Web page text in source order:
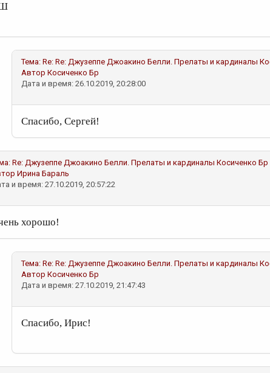
Тема: Re: Re: Джузеппе Джоакино Белли. Прелаты и кардиналы
Автор Косиченко Бр
Дата и время: 26.10.2019, 20:28:00
Спасибо, Сергей!
Re: Джузеппе Джоакино Белли. Прелаты и кардиналы Косиченко Бр
Ирина Бараль
и время: 27.10.2019, 20:57:22
хорошо!
Тема: Re: Re: Джузеппе Джоакино Белли. Прелаты и кардиналы
Автор Косиченко Бр
Дата и время: 27.10.2019, 21:47:43
Спасибо, Ирис!